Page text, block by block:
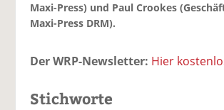
Maxi-Press) und Paul Crookes
Maxi-Press DRM).
Der WRP-Newsletter: Hier
Stichworte